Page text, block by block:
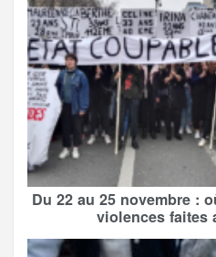
Du 22 au 25 novembre :
violences faites